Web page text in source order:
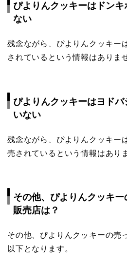
ぴよりんクッキーはドン
ない
残念ながら、ぴよりんクッキー
されているという情報はありま
ぴよりんクッキーはヨド
いない
残念ながら、ぴよりんクッキー
売されているという情報はあり
その他、ぴよりんクッキー
販売店は？
その他、ぴよりんクッキーの売
以下となります。